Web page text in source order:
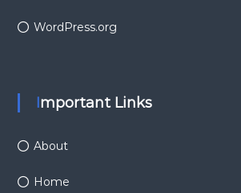
WordPress.org
Important Links
About
Home